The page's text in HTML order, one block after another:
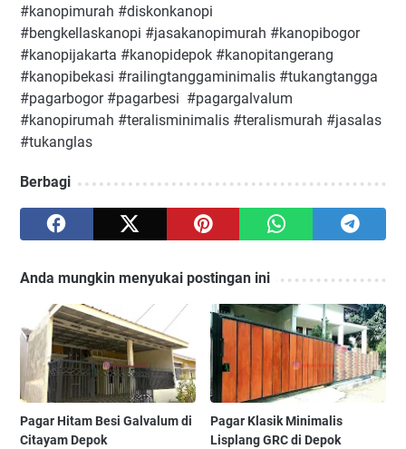
#kanopimurah #diskonkanopi
#bengkellaskanopi #jasakanopimurah #kanopibogor
#kanopijakarta #kanopidepok #kanopitangerang
#kanopibekasi #railingtanggaminimalis #tukangtangga
#pagarbogor #pagarbesi #pagargalvalum
#kanopirumah #teralisminimalis #teralismurah #jasalas
#tukanglas
Berbagi
Anda mungkin menyukai postingan ini
Pagar Hitam Besi Galvalum di
Citayam Depok
Pagar Klasik Minimalis
Lisplang GRC di Depok